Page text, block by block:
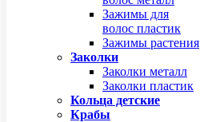
Зажимы для
волос пластик
Зажимы растения
Заколки
Заколки металл
Заколки пластик
Кольца детские
Крабы